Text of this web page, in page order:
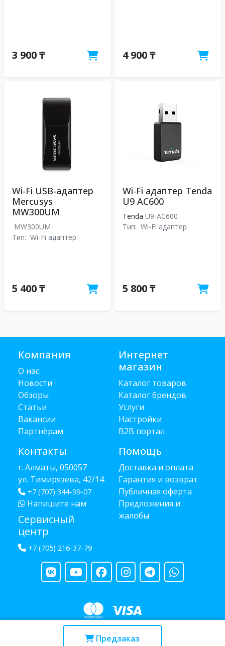
Предзаказ
3 900 ₸ 4 900 ₸
Wi-Fi USB-адаптер
Mercusys
MW300UM
MW300UM
Тип: Wi-Fi адаптер
5 400 ₸
Wi-Fi адаптер Tenda
U9 AC600
Tenda U9-AC600
Тип: Wi-Fi адаптер
5 800 ₸
Компания
О нас
Новости
Обзоры
Статьи
Вакансии
Партнёрам
Контакты
г. Алматы, 050057
ул. Тимирязева, 42/14
+7 (707) 344-99-07
Напишите нам
Сервисный
центр
+7 (705) 216-37-79
Интернет
магазин
Каталог товаров
Каталог брендов
Услуги
Настройки
B2B портал
Помощь
Доставка и оплата
Гарантия и возврат
Публичная оферта
Предложения и
жалобы
Copyright © 2013 - 2026 RUBA - разработано